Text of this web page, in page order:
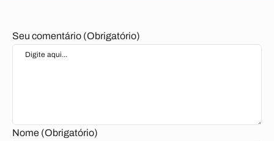
Seu comentário (Obrigatório)
Nome (Obrigatório)